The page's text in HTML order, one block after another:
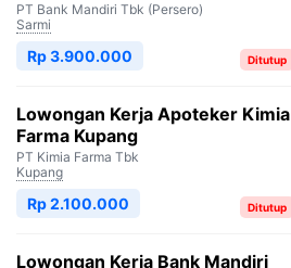
PT Bank Mandiri Tbk (Persero)
Sarmi
Ditutup
Rp 3.900.000
Lowongan Kerja Apoteker Kimia
Farma Kupang
PT Kimia Farma Tbk
Kupang
Ditutup
Rp 2.100.000
Lowongan Kerja Bank Mandiri